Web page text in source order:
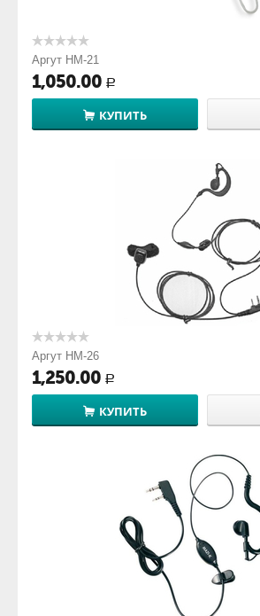
Аргут HM-21
1,050.00 Р
КУПИТЬ
Аргут HM-26
1,250.00 Р
КУПИТЬ